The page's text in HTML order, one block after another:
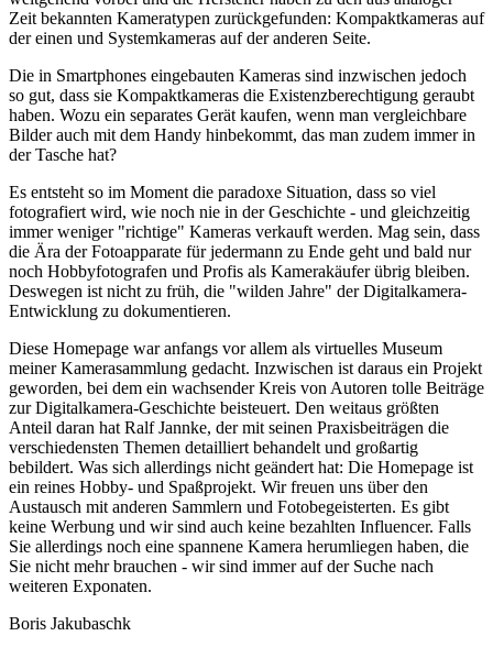
Zeit bekannten Kameratypen zurückgefunden: Kompaktkameras auf
der einen und Systemkameras auf der anderen Seite.
Die in Smartphones eingebauten Kameras sind inzwischen jedoch
so gut, dass sie Kompaktkameras die Existenzberechtigung geraubt
haben. Wozu ein separates Gerät kaufen, wenn man vergleichbare
Bilder auch mit dem Handy hinbekommt, das man zudem immer in
der Tasche hat?
Es entsteht so im Moment die paradoxe Situation, dass so viel
fotografiert wird, wie noch nie in der Geschichte - und gleichzeitig
immer weniger "richtige" Kameras verkauft werden. Mag sein, dass
die Ära der Fotoapparate für jedermann zu Ende geht und bald nur
noch Hobbyfotografen und Profis als Kamerakäufer übrig bleiben.
Deswegen ist nicht zu früh, die "wilden Jahre" der Digitalkamera-
Entwicklung zu dokumentieren.
Diese Homepage war anfangs vor allem als virtuelles Museum
meiner Kamerasammlung gedacht. Inzwischen ist daraus ein Projekt
geworden, bei dem ein wachsender Kreis von Autoren tolle Beiträge
zur Digitalkamera-Geschichte beisteuert. Den weitaus größten
Anteil daran hat Ralf Jannke, der mit seinen Praxisbeiträgen die
verschiedensten Themen detailliert behandelt und großartig
bebildert. Was sich allerdings nicht geändert hat: Die Homepage ist
ein reines Hobby- und Spaßprojekt. Wir freuen uns über den
Austausch mit anderen Sammlern und Fotobegeisterten. Es gibt
keine Werbung und wir sind auch keine bezahlten Influencer. Falls
Sie allerdings noch eine spannene Kamera herumliegen haben, die
Sie nicht mehr brauchen - wir sind immer auf der Suche nach
weiteren Exponaten.
Boris Jakubaschk